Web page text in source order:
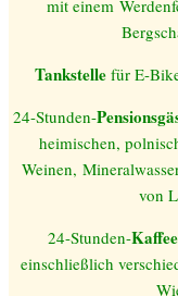
mit einem
Tankstelle für E-
24-Stunden-
heimischen,
Weinen,
von
24-Stunden-
einschließlich